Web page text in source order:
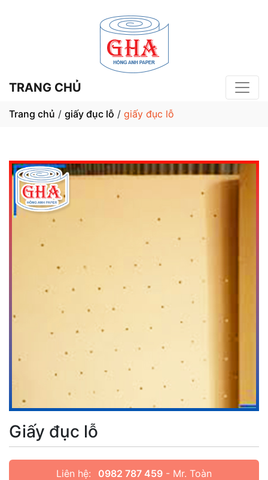
TRANG CHỦ
Trang chủ / giấy đục lỗ / giấy đục lỗ
Giấy đục lỗ
Liên hệ: 0982 787 459 - Mr. Toàn